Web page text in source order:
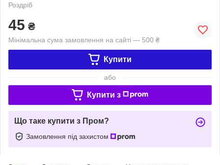
Роздріб
45 ₴
Мінімальна сума замовлення на сайті — 500 ₴
Купити
або
Купити з
Що таке купити з Пром?
Замовлення під захистом